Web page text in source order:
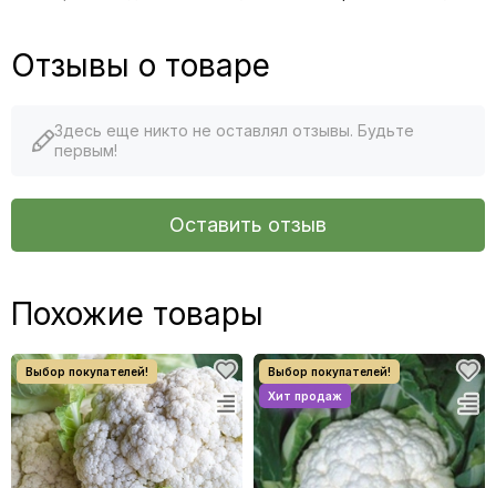
Отзывы о товаре
Здесь еще никто не оставлял отзывы. Будьте
первым!
Оставить отзыв
Похожие товары